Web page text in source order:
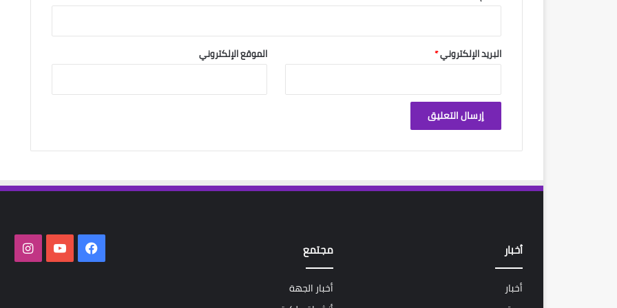
البريد الإلكتروني* الموقع الإلكتروني
أخبار
أخبار
مجتمع
أخبار الجهة
فيسبوك‫YouTube